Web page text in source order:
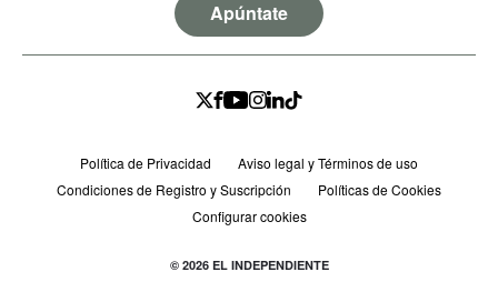
Apúntate
Política de Privacidad
Aviso legal y Términos de uso
Condiciones de Registro y Suscripción
Políticas de Cookies
Configurar cookies
© 2026 EL INDEPENDIENTE